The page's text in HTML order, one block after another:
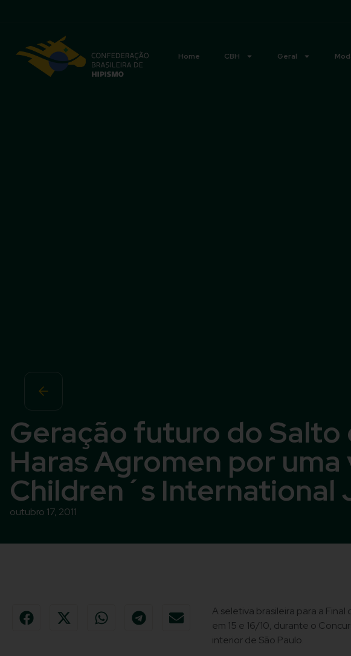
Home CBH Geral
Geração futuro do
Haras Agromen por uma
Children´s International
outubro 17, 2011
A seletiva brasileira para a
em 15 e 16/10, durante o
interior de São Paulo.